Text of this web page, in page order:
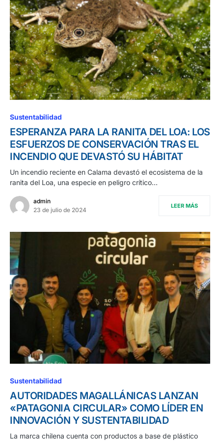
Sustentabilidad
ESPERANZA PARA LA RANITA DEL LOA: LOS
ESFUERZOS DE CONSERVACIÓN TRAS EL
INCENDIO QUE DEVASTÓ SU HÁBITAT
Un incendio reciente en Calama devastó el ecosistema de la
ranita del Loa, una especie en peligro crítico…
admin
23 de julio de 2024
LEER MÁS
Sustentabilidad
AUTORIDADES MAGALLÁNICAS LANZAN
«PATAGONIA CIRCULAR» COMO LÍDER EN
INNOVACIÓN Y SUSTENTABILIDAD
La marca chilena cuenta con productos a base de plástico